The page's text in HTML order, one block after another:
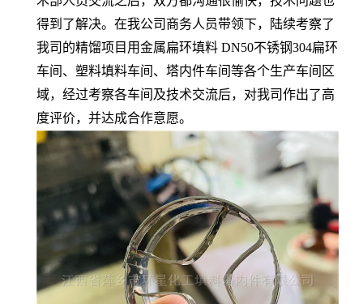
得到了解决。在我公司商务人员带领下，陆续考察了
我司的精馏项目用金属扁环填料 DN50不锈钢304扁环
车间、塑料填料车间、塔内件车间等各个生产车间区
域，经过考察各车间及技术交流后，对我司作出了高
度评价，并达成合作意愿。